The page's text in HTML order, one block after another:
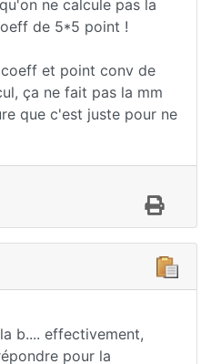
ne calcule pas la
de 5*5 point !
et point conv de
ça ne fait pas la mm
que c'est juste pour ne
b.... effectivement,
pour la